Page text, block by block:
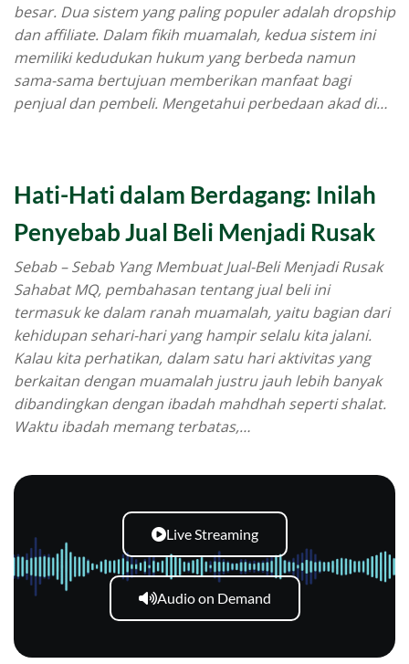
besar. Dua sistem yang paling populer adalah dropship
dan affiliate. Dalam fikih muamalah, kedua sistem ini
memiliki kedudukan hukum yang berbeda namun
sama-sama bertujuan memberikan manfaat bagi
penjual dan pembeli. Mengetahui perbedaan akad di…
Hati-Hati dalam Berdagang: Inilah
Penyebab Jual Beli Menjadi Rusak
Sebab – Sebab Yang Membuat Jual-Beli Menjadi Rusak
Sahabat MQ, pembahasan tentang jual beli ini
termasuk ke dalam ranah muamalah, yaitu bagian dari
kehidupan sehari-hari yang hampir selalu kita jalani.
Kalau kita perhatikan, dalam satu hari aktivitas yang
berkaitan dengan muamalah justru jauh lebih banyak
dibandingkan dengan ibadah mahdhah seperti shalat.
Waktu ibadah memang terbatas,…
Live Streaming
Audio on Demand